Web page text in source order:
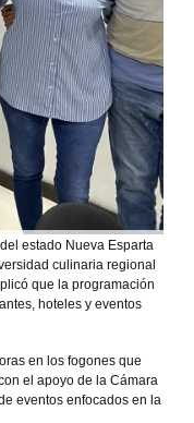
estado Nueva Esparta
culinaria regional
que la programación
hoteles y eventos
en los fogones que
el apoyo de la Cámara
eventos enfocados en la